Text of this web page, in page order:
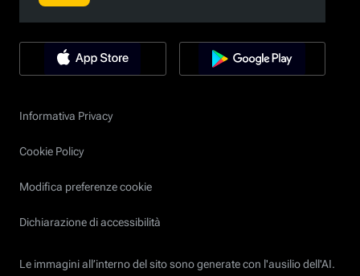
Informativa Privacy
Cookie Policy
Modifica preferenze cookie
Dichiarazione di accessibilità
Le immagini all’interno del sito sono generate con l'ausilio dell'AI.